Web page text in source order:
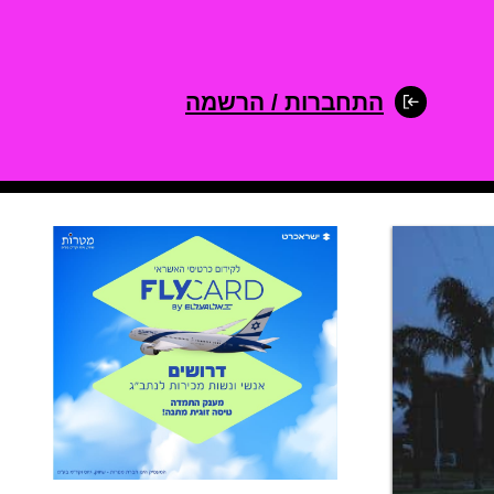
התחברות / הרשמה